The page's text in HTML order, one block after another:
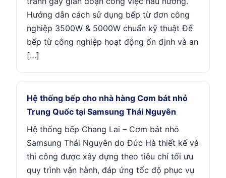
Hướng dẫn cách sử dụng bếp từ đơn công
nghiệp 3500W & 5000W chuẩn kỹ thuật Để
bếp từ công nghiệp hoạt động ổn định và an
[…]
Hệ thống bếp cho nhà hàng Cơm bát nhỏ
Trung Quốc tại Samsung Thái Nguyên
Hệ thống bếp Chang Lai – Cơm bát nhỏ
Samsung Thái Nguyên do Đức Hà thiết kế và
thi công được xây dựng theo tiêu chí tối ưu
quy trình vận hành, đáp ứng tốc độ phục vụ